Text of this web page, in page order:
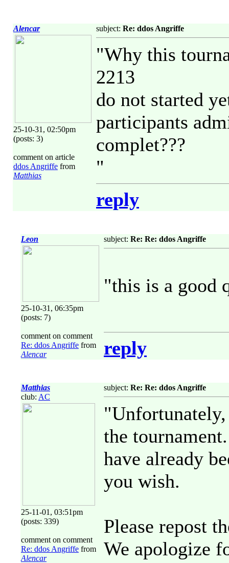
Alencar
25-10-31, 02:50pm
(posts: 3)
comment on article
ddos Angriffe from
Matthias
subject: Re: ddos Angriffe
"Why this
2213
do not started
participants
complet???
"
reply
Leon
25-10-31, 06:35pm
(posts: 7)
comment on comment
Re: ddos Angriffe from
Alencar
subject: Re: Re: ddos Angriffe
"this is a good
reply
Matthias
club: AC
25-11-01, 03:51pm
(posts: 339)
comment on comment
Re: ddos Angriffe from
Alencar
subject: Re: Re: ddos Angriffe
the
have already
you wish.
Please repost
We apologize